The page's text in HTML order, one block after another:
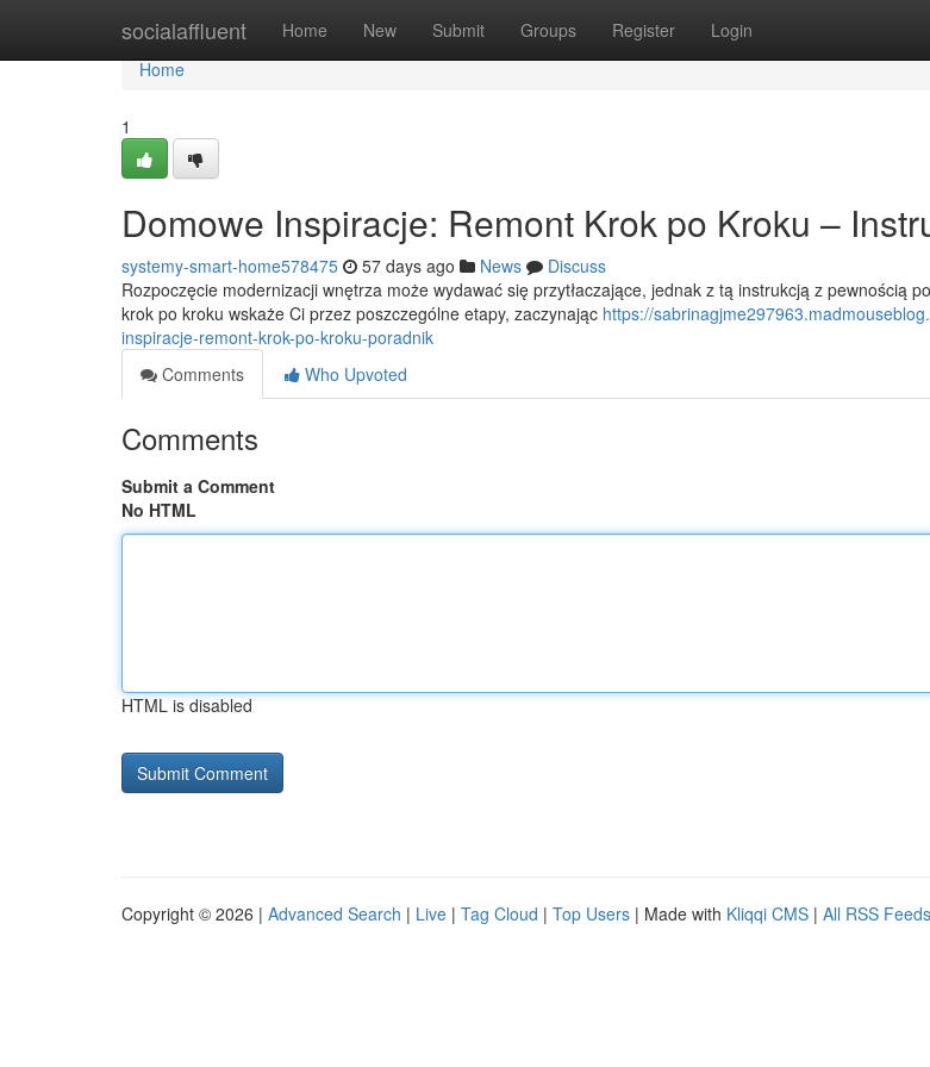
socialaffluent Home New Submit Groups Register Login
Home
Home
1
Domowe Inspiracje: Remont Krok po Kroku –
systemy-smart-home578475 57 days ago News
Discuss
Rozpoczęcie modernizacji wnętrza może wydawać się przytłaczające, jednak z tą instrukcją z pewnością
krok po kroku wskaże Ci przez poszczególne etapy, zaczynając https://
inspiracje-remont-krok-po-kroku-poradnik
Comments
Who Upvoted
Comments
Submit a Comment
No HTML
HTML is disabled
Copyright © 2026 | Advanced Search | Live | Tag Cloud | Top Users | Made with Kliqqi CMS | All RSS Feeds